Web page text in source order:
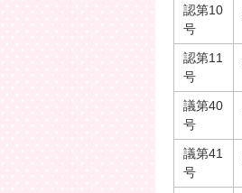
認第10
号
認第11
号
議第40
号
議第41
号